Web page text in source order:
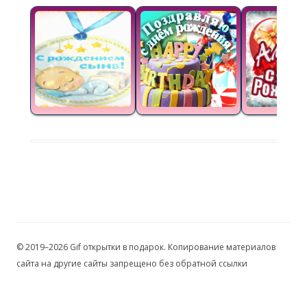
© 2019–2026 Gif открытки в подарок. Копирование материалов
сайта на другие сайты запрещено без обратной ссылки